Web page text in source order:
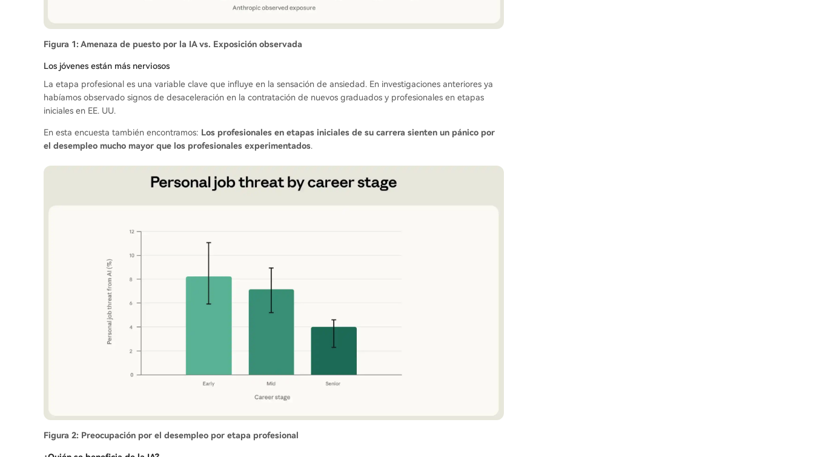
Figura 1: Amenaza de puesto por la IA vs. Exposición observada
Los jóvenes están más nerviosos
La etapa profesional es una variable clave que influye en la sensación de ansiedad. En investigaciones anteriores ya
habíamos observado signos de desaceleración en la contratación de nuevos graduados y profesionales en etapas
iniciales en EE. UU.
En esta encuesta también encontramos: Los profesionales en etapas iniciales de su carrera sienten un pánico por
el desempleo mucho mayor que los profesionales experimentados.
Figura 2: Preocupación por el desempleo por etapa profesional